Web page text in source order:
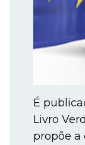
É
Livro
propõe a